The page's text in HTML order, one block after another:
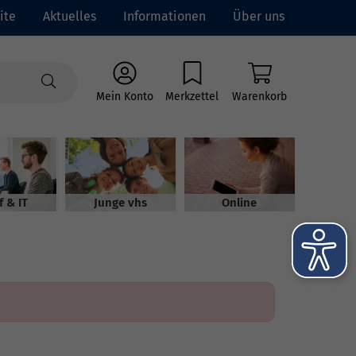
Aktuelles Informationen Über uns
Mein Konto Merkzettel Warenkorb
& IT Junge vhs Online